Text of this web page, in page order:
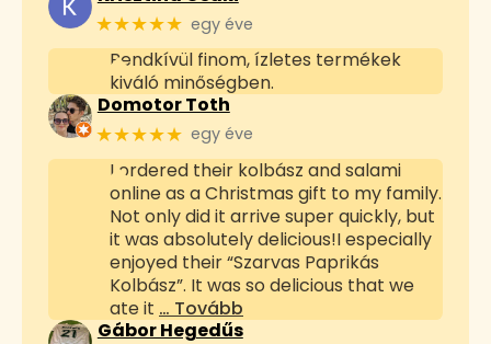
★★★★★ egy éve
Rendkívül finom, ízletes termékek
kiváló minőségben.
Domotor Toth
★★★★★ egy éve
I ordered their kolbász and salami
online as a Christmas gift to my family.
Not only did it arrive super quickly, but
it was absolutely delicious!I especially
enjoyed their “Szarvas Paprikás
Kolbász”. It was so delicious that we
ate it … Tovább
Gábor Hegedűs